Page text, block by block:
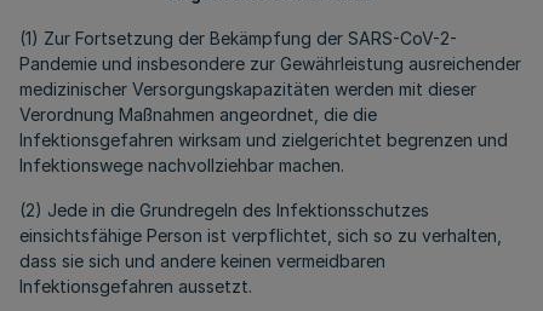
(1) Zur Fortsetzung der Bekämpfung der SARS-CoV-2-
Pandemie und insbesondere zur Gewährleistung ausreichender
medizinischer Versorgungskapazitäten werden mit dieser
Verordnung Maßnahmen angeordnet, die die
Infektionsgefahren wirksam und zielgerichtet begrenzen und
Infektionswege nachvollziehbar machen.
(2) Jede in die Grundregeln des Infektionsschutzes
einsichtsfähige Person ist verpflichtet, sich so zu verhalten,
dass sie sich und andere keinen vermeidbaren
Infektionsgefahren aussetzt.